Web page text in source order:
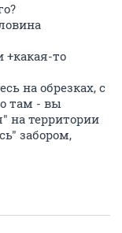
+какая-то
на обрезках, с
там - вы
на территории
забором,